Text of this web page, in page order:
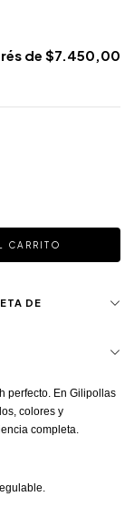
de $7.450,00
perfecto. En Gilipollas
colores y
completa.